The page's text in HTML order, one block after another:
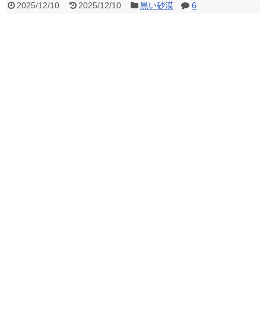
2025/12/10 2025/12/10 黒い砂漠 6